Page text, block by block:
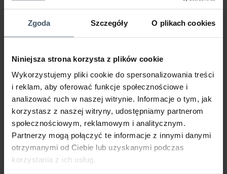
Zgoda Szczegóły O plikach cookies
Niniejsza strona korzysta z plików cookie
Wykorzystujemy pliki cookie do spersonalizowania treści
i reklam, aby oferować funkcje społecznościowe i
analizować ruch w naszej witrynie. Informacje o tym, jak
korzystasz z naszej witryny, udostępniamy partnerom
społecznościowym, reklamowym i analitycznym.
Partnerzy mogą połączyć te informacje z innymi danymi
otrzymanymi od Ciebie lub uzyskanymi podczas
korzystania z ich usług.